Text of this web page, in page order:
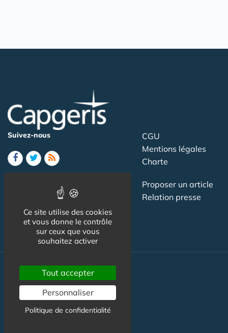
Suivez-nous
CGU
Mentions légales
Charte
Newsletter
Publicité
Proposer un article
Relation presse
Actualité
Maisons de retraite
Résidences Service
Ce site utilise des cookies
et vous donne le contrôle
sur ceux que vous
souhaitez activer
Tout accepter
Personnaliser
Politique de confidentialité